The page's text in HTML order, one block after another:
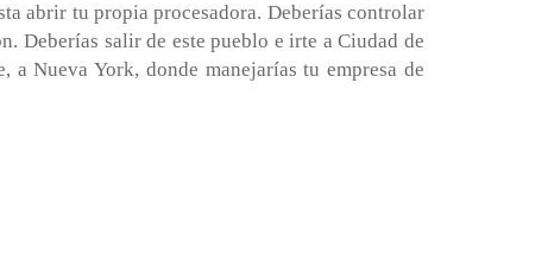
abrir tu propia procesadora. Deberías controlar
Deberías salir de este pueblo e irte a Ciudad de
Nueva York, donde manejarías tu empresa de